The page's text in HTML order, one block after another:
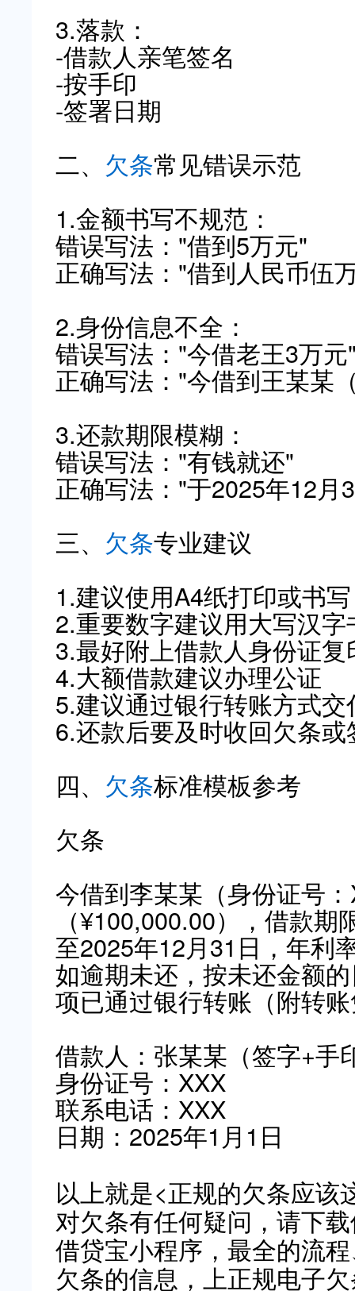
3.落款：
-借款人亲笔签名
-按手印
-签署日期
二、 欠条常见错误示范
1.金额书写不规范：
错误写法："借到5万元"
正确写法："借到人民币伍
2.身份信息不全：
错误写法："今借老王3万元
正确写法："今借到王某某
3.还款期限模糊：
错误写法："有钱就还"
正确写法："于2025年12月
三、 欠条专业建议
1.建议使用A4纸打印或书
2.重要数字建议用大写汉字
3.最好附上借款人身份证复
4.大额借款建议办理公证
5.建议通过银行转账方式交
6.还款后要及时收回欠条
四、 欠条标准模板参考
欠条
今借到李某某（身份证号
（¥100,000.00），借款
至2025年12月31日，年利
如逾期未还，按未还金额
项已通过银行转账（附转
借款人：张某某（签字+手
身份证号：XXX
联系电话：XXX
日期：2025年1月1日
以上就是<正规的欠条应该
对欠条有任何疑问，请下
借贷宝小程序，最全的流
欠条的信息，上正规电子